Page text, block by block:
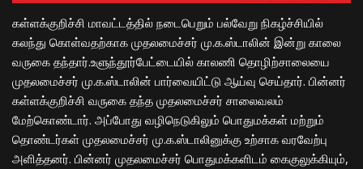
கள்ளக்குறிச்சி மாவட்டத்தில் நடைபெறும் பல்வேறு நிகழ்ச்சியில்
கலந்து கொள்வதற்காக முதலமைச்சர் மு.க.ஸ்டாலின் இன்று காலை
வருகை தந்தார்.உளுந்தூர்பேட்டையில் காலணி தொழிற்சாலையை
முதலமைச்சர் மு.க.ஸ்டாலின் பார்வையிட்டு ஆய்வு செய்தார். பின்னர்
கள்ளக்குறிச்சி வருகை தந்த முதலமைச்சர் சாலைவலம்
மேற்கொண்டார். அப்போது வழிநெடுகிலும் பொதுமக்கள் மற்றும்
தொண்டர்கள் முதலமைச்சர் மு.க.ஸ்டாலினுக்கு உற்சாக வரவேற்பு
அளித்தனர். பின்னர் முதலமைச்சர் பொதுமக்களிடம் கைகுலுக்கியும்,